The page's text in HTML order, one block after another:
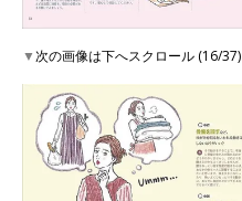
▼次の画像は下へスクロール (16/37)